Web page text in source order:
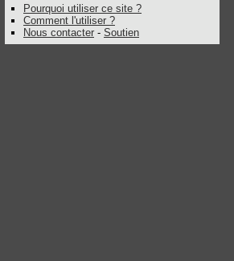
Pourquoi utiliser ce site ?
Comment l'utiliser ?
Nous contacter - Soutien